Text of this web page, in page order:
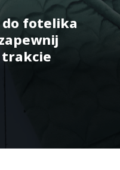
do fotelika